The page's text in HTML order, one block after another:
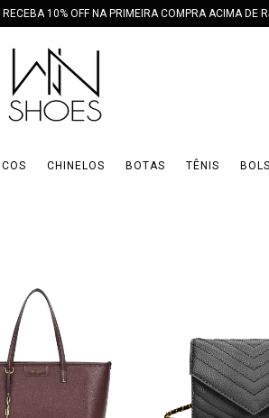
10% OFF NA PRIMEIRA COMPRA ACIMA DE
CHINELOS BOTAS TÊNIS